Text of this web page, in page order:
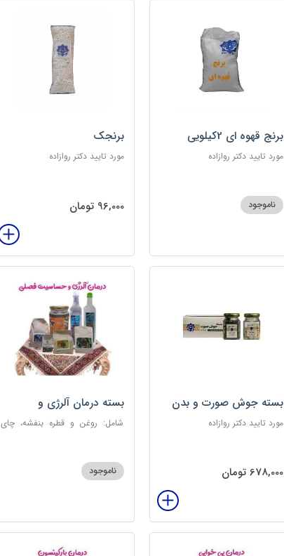
برنج قهوه ای 2کیلویی
مورد تایید دکتر روازاده
ناموجود
برنجک
مورد تایید دکتر روازاده
96,000 تومان
بسته جوش صورت و بدن
مورد تایید دکتر روازاده
678,000 تومان
بسته درمان آلرژی و
حساسیت فصلی
شامل: روغن و قطره بنفشه، چای
3 ستاره ناموجود